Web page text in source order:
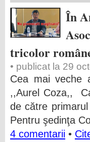
În
tricolor
• publicat la 29
Cea mai veche
,,Aurel Coza,,
de către
Pentru şedinţa
4 comentarii •